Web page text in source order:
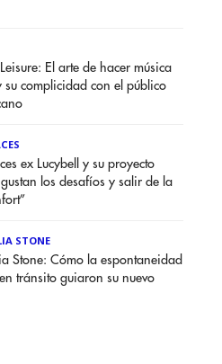
El arte de hacer música
su complicidad con el público
ex Lucybell y su proyecto
los desafíos y salir de la
STONE
Stone: Cómo la espontaneidad
tránsito guiaron su nuevo